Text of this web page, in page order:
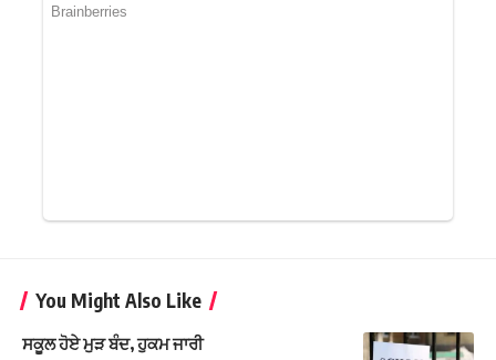
You Might Also Like
ਸਕੂਲ ਹੋਏ ਮੁੜ ਬੰਦ, ਹੁਕਮ ਜਾਰੀ